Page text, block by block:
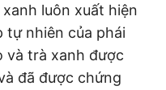
luôn xuất hiện
tự nhiên của phái
và trà xanh được
đã được chứng